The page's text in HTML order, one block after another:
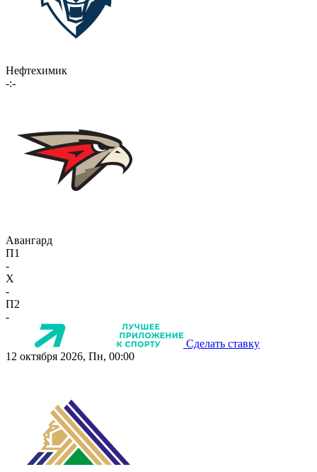
Нефтехимик
-:-
Авангард
П1
-
X
-
П2
-
Сделать ставку
12 октября 2026, Пн, 00:00